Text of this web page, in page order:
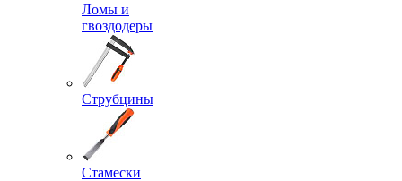
Ломы и
гвоздодеры
Струбцины
Стамески